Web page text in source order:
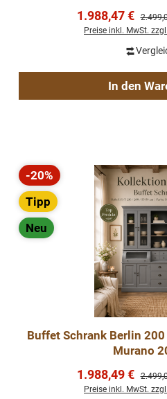
Verkaufspreis:
1.988,47 €
Preise inkl. MwSt.
In den
Rabatt
-20%
Tipp
Neu
Buffet Schrank Berlin 200 cm im Landhausstil –
Murano
Verkaufspreis:
1.988,49 €
Preise inkl. MwSt.